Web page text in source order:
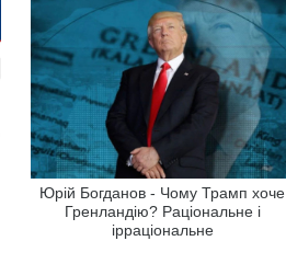
Юрій Богданов - Чому Трамп хоче
Гренландію? Раціональне і
ірраціональне